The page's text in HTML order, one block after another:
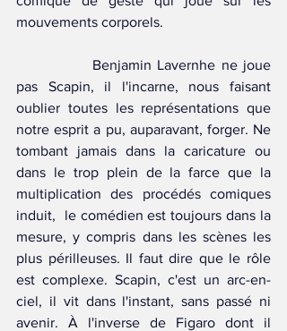
mouvements corporels.
pas Scapin, il l'incarne, nous faisant
oublier toutes les représentations que
notre esprit a pu, auparavant, forger. Ne
tombant jamais dans la caricature ou
dans le trop plein de la farce que la
multiplication des procédés comiques
induit,  le comédien est toujours dans la
mesure, y compris dans les scènes les
plus périlleuses. Il faut dire que le rôle
est complexe. Scapin, c'est un arc-en-
ciel, il vit dans l'instant, sans passé ni
avenir. À l'inverse de Figaro dont il